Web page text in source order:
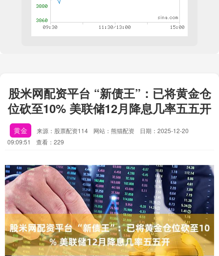
股米网配资平台 “新债王”：已将黄金仓
位砍至10% 美联储12月降息几率五五开
黄金 来源：股票配资114 网站：熊猫配资
日期：2025-12-20
09:09:51
查看：229